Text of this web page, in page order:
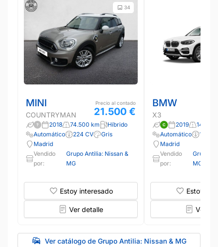
34
MINI
COUNTRYMAN
Precio al contado
21.500 €
2018 74.500 km
Híbrido
Automático
224 CV
Gris
Madrid
Vendido
por:
Grupo Antilia: Nissan &
MG
Estoy interesado
Ver detalle
BMW
X3
2019
Automático
190
Madrid
Vendido
por:
Grupo
MG
Estoy
Ver
Ver catálogo de Grupo Antilia: Nissan & MG